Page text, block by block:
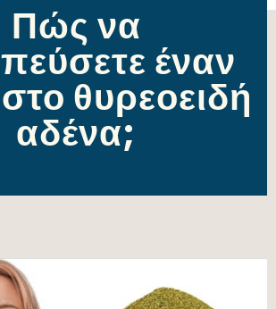
Πώς να
έναν
θυρεοειδή
αδένα;